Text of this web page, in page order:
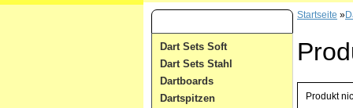
Dart Sets Soft
Dart Sets Stahl
Dartboards
Dartspitzen
Startseite »
Produkt